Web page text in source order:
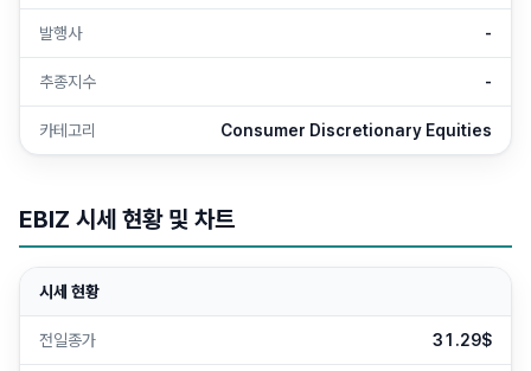
발행사 -
추종지수 -
카테고리 Consumer Discretionary Equities
EBIZ 시세 현황 및 차트
시세 현황
전일종가 31.29$